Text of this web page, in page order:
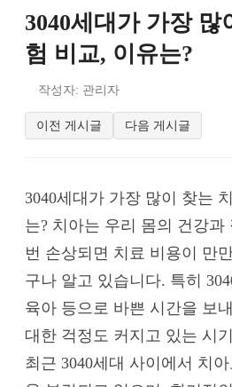
3040세대가 가장 많
험 비교, 이유는?
작성자: 관리자
이전 게시글 다음 게시글
3040세대가 가장 많이 찾는
는? 치아는 우리 몸의 건강
번 손상되면 치료 비용이 만
구나 알고 있습니다. 특히
육아 등으로 바쁜 시간을 보
대한 걱정도 커지고 있는 시
최근 3040세대 사이에서 치